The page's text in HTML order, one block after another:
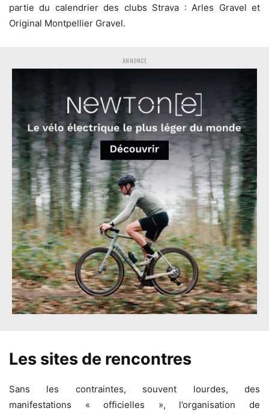
partie du calendrier des clubs Strava : Arles Gravel et
Original Montpellier Gravel.
ANNONCE
Les sites de rencontres
Sans les contraintes, souvent lourdes, des
manifestations « officielles », l’organisation de